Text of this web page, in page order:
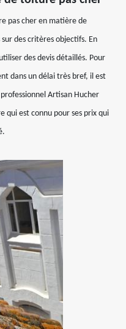
pas cher en matière de
des critères objectifs. En
des devis détaillés. Pour
dans un délai très bref, il est
Artisan Hucher
qui est connu pour ses prix qui